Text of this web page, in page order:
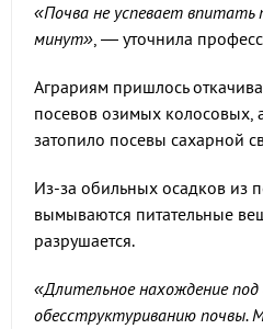
«Почва не успевает впитать
минут», — уточнила
Аграриям пришлось
посевов озимых колосовых,
затопило посевы сахарной
Из-за обильных осадков из
вымываются питательные
разрушается.
«Длительное нахождение
обесструктуриванию